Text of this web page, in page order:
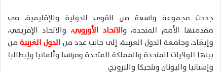
جددت مجموعة واسعة من القوى الدولية والإقليمية، في
مقدمتها الأمم المتحدة، والاتحاد الأوروبي، والاتحاد الإفريقي،
وإيغاد، وجامعة الدول العربية، إلى جانب عدد من الدول الغربية من
بينها الولايات المتحدة والمملكة المتحدة وفرنسا وألمانيا وإيطاليا
وإسبانيا واليونان وبلجيكا والنرويج،